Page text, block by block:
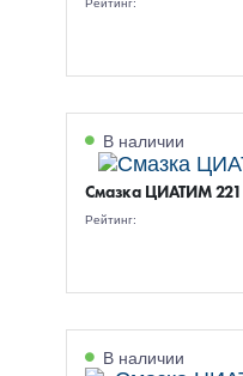
Рейтинг:
В наличии
Смазка ЦИАТИМ
Рейтинг:
В наличии